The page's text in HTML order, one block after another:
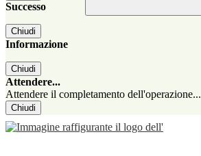
Successo
Chiudi
Informazione
Chiudi
Attendere...
Attendere il completamento dell'operazione...
Chiudi